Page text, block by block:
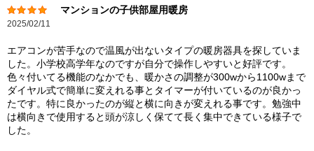
マンションの子供部屋用暖房
2025/02/11
エアコンが苦手なので温風が出ないタイプの暖房器具を探していま
した。小学校高学年なのですが自分で操作しやすいと好評です。
色々付いてる機能のなかでも、暖かさの調整が300wから1100wまで
ダイヤル式で簡単に変えれる事とタイマーが付いているのが良かっ
たです。特に良かったのが縦と横に向きが変えれる事です。勉強中
は横向きで使用すると頭が涼しく保てて長く集中できている様子で
した。